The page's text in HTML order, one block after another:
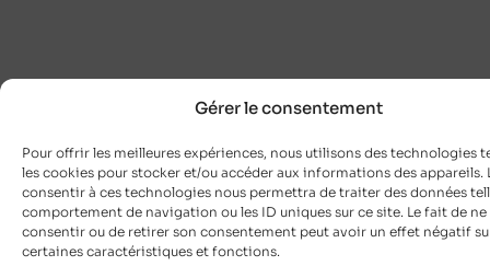
Gérer le consentement
Pour offrir les meilleures expériences, nous utilisons des technologies
les cookies pour stocker et/ou accéder aux informations des appareils.
consentir à ces technologies nous permettra de traiter des données
comportement de navigation ou les ID uniques sur ce site. Le fait de ne
consentir ou de retirer son consentement peut avoir un effet négatif
certaines caractéristiques et fonctions.